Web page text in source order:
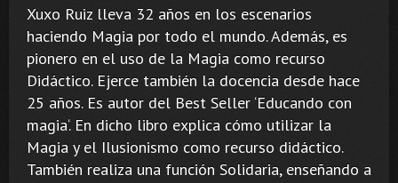
Xuxo Ruiz lleva 32 años en los escenarios
haciendo Magia por todo el mundo. Además, es
pionero en el uso de la Magia como recurso
Didáctico. Ejerce también la docencia desde hace
25 años. Es autor del Best Seller ‘Educando con
magia‘. En dicho libro explica cómo utilizar la
Magia y el Ilusionismo como recurso didáctico.
También realiza una función Solidaria, enseñando a